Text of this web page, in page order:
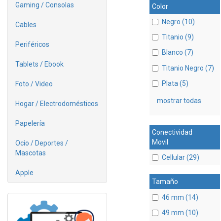
Gaming / Consolas
Cables
Periféricos
Tablets / Ebook
Foto / Video
Hogar / Electrodomésticos
Papelería
Ocio / Deportes /
Mascotas
Apple
Color
Negro (10)
Titanio (9)
Blanco (7)
Titanio Negro (7)
Plata (5)
mostrar todas
Conectividad
Movil
Cellular (29)
Tamaño
46 mm (14)
49 mm (10)